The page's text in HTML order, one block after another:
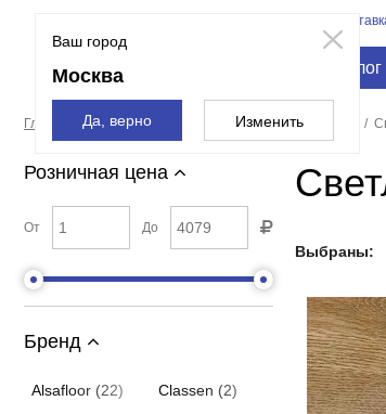
Ваш город
Москва
Да, верно Изменить
Каталог
Главная страница Напольные покрытия
Розничная цена
От До
Бренд
Alsafloor (22) Classen (2)
Выбраны: